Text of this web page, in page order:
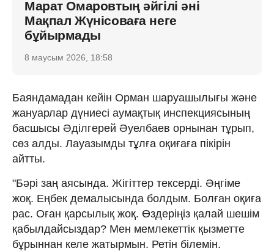
Марат Омаровтың әйгілі әні
Мақпал Жүнісоваға неге
бұйырмады
8 маусым 2026, 18:58
Баяндамадан кейін Орман шаруашылығы және
жануарлар дүниесі аумақтық инспекциясының
басшысы Әділгерей Әуелбаев орнынан тұрып,
сөз алды. Лауазымды тұлға оқиғаға пікірін
айтты.
"Бәрі заң аясында. Жігіттер тексерді. Әңгіме
жоқ. Еңбек демалысында болдым. Болған оқиға
рас. Оған қарсылық жоқ. Өздеріңіз қалай шешім
қабылдайсыздар? Мен мемлекеттік қызметте
бұрыннан келе жатырмын. Ретін білемін.